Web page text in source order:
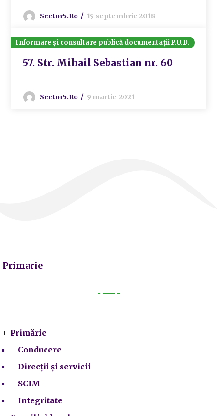
Sector5.ro 19 septembrie 2018
Informare și consultare publică documentații P.U.D.
57. Str. Mihail Sebastian nr. 60
Sector5.ro 9 martie 2021
Primarie
Primărie
Conducere
Direcții și servicii
SCIM
Integritate